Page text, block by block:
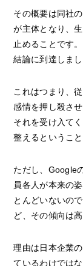
その概要は同社
が主体となり、
止めることです
結論に到達しまし
これはつまり、
感情を押し殺さ
それを受け入て
整えるということ
ただし、Google
員各人が本来の
とんどいないの
ど、その傾向は
理由は日本企業
ているわけでは